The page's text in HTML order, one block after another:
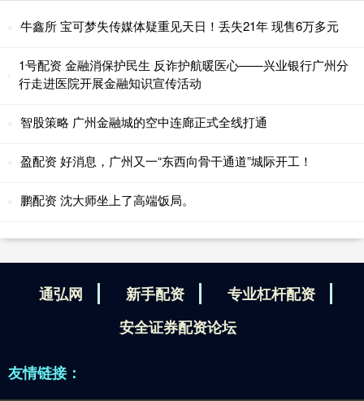
牛鑫所 宝可梦失传媒体疑重见天日！丢失21年 现售6万多元
1号配资 金融消保护民生 反诈护航暖医心——兴业银行广州分
行走进医院开展金融知识宣传活动
智股策略 广州金融城的空中连廊正式全线打通
盈配资 好消息，广州又一“东西向骨干通道”城际开工！
鹏配资 沈大师坐上了高端饭局。
通弘网 新手配资
专业杠杆配资
安全证券配资论坛
友情链接：